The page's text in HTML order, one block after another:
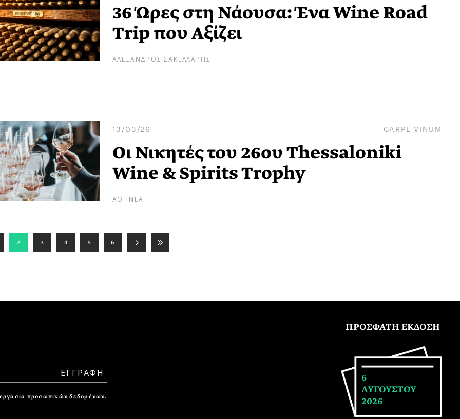
36 Ώρες στη Νάουσα: Ένα Wine Road
Trip που Aξίζει
ΑΛΕΞΑΝΔΡΟΣ ΣΑΚΕΛΛΑΡΗΣ
13/03/26 CARPE VINUM
Οι Νικητές του 26ου Thessaloniki
Wine & Spirits Trophy
ΑΘΗΝΕΑ
2 3 4 5 6
προσωπικών δεδομένων.
ΠΡΟΣΦΑΤΗ ΕΚΔΟΣΗ
6
ΑΥΓΟΥΣΤΟΥ
2026